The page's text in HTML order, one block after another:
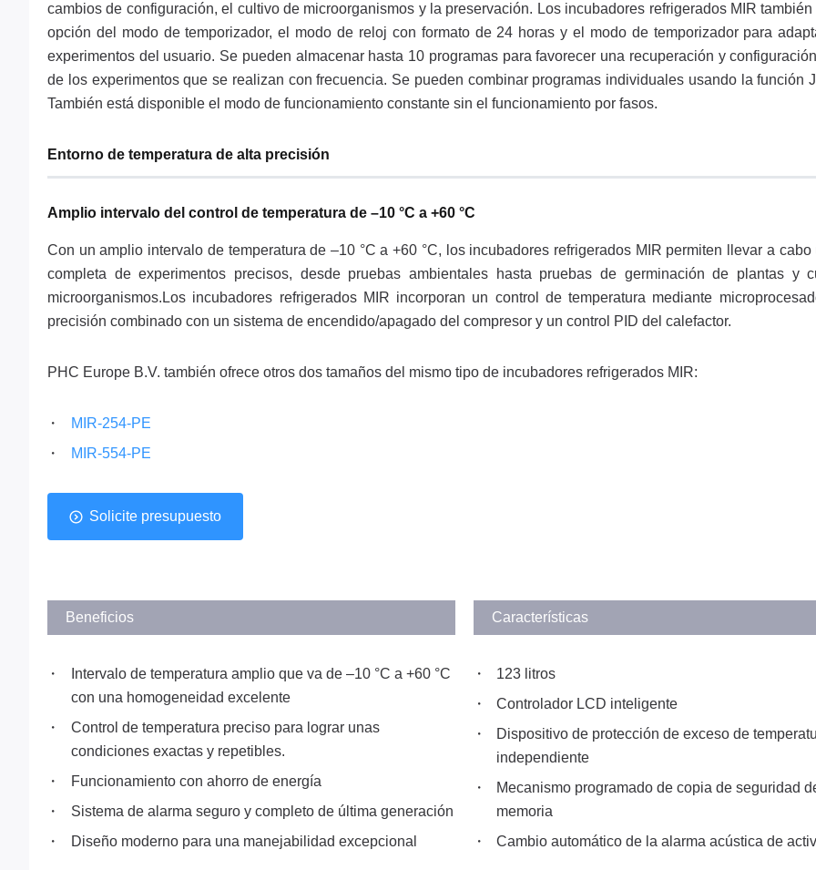
cambios de configuración, el cultivo de microorganismos y la preservación. Los incubadores refrigerados MIR también
opción del modo de temporizador, el modo de reloj con formato de 24 horas y el modo de temporizador para
experimentos del usuario. Se pueden almacenar hasta 10 programas para favorecer una recuperación y
de los experimentos que se realizan con frecuencia. Se pueden combinar programas individuales usando la función
También está disponible el modo de funcionamiento constante sin el funcionamiento por fasos.
Entorno de temperatura de alta precisión
Amplio intervalo del control de temperatura de –10 °C a +60 °C
Con un amplio intervalo de temperatura de –10 °C a +60 °C, los incubadores refrigerados MIR permiten llevar a cabo
completa de experimentos precisos, desde pruebas ambientales hasta pruebas de germinación de plantas y
microorganismos.Los incubadores refrigerados MIR incorporan un control de temperatura mediante
precisión combinado con un sistema de encendido/apagado del compresor y un control PID del calefactor.
PHC Europe B.V. también ofrece otros dos tamaños del mismo tipo de incubadores refrigerados MIR:
MIR-254-PE
MIR-554-PE
Solicite presupuesto
Beneficios
Intervalo de temperatura amplio que va de –10 °C a +60 °C
con una homogeneidad excelente
Control de temperatura preciso para lograr unas
condiciones exactas y repetibles.
Funcionamiento con ahorro de energía
Sistema de alarma seguro y completo de última generación
Diseño moderno para una manejabilidad excepcional
Características
123 litros
Controlador LCD inteligente
Dispositivo de protección de exceso de
independiente
Mecanismo programado de copia de seguridad
memoria
Cambio automático de la alarma acústica de